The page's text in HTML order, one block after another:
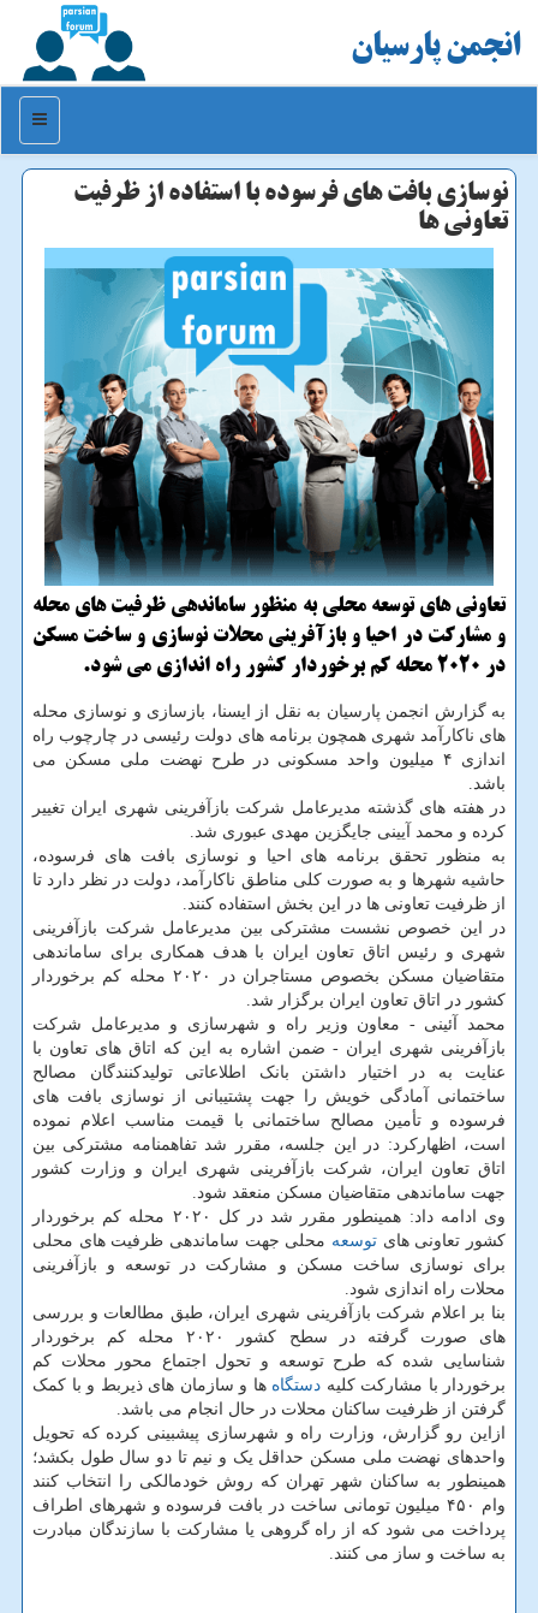
انجمن پارسیان
منو
نوسازی بافت های فرسوده با استفاده از ظرفیت
تعاونی ها
تعاونی های توسعه محلی به منظور ساماندهی ظرفیت های محله
و مشارکت در احیا و بازآفرینی محلات نوسازی و ساخت مسکن
در ۲۰۲۰ محله کم برخوردار کشور راه اندازی می شود.
به گزارش انجمن پارسیان به نقل از ایسنا، بازسازی و نوسازی محله
های ناکارآمد شهری همچون برنامه های دولت رئیسی در چارچوب راه
اندازی ۴ میلیون واحد مسکونی در طرح نهضت ملی مسکن می
باشد.
در هفته های گذشته مدیرعامل شرکت بازآفرینی شهری ایران تغییر
کرده و محمد آیینی جایگزین مهدی عبوری شد.
به منظور تحقق برنامه های احیا و نوسازی بافت های فرسوده،
حاشیه شهرها و به صورت کلی مناطق ناکارآمد، دولت در نظر دارد تا
از ظرفیت تعاونی ها در این بخش استفاده کنند.
در این خصوص نشست مشترکی بین مدیرعامل شرکت بازآفرینی
شهری و رئیس اتاق تعاون ایران با هدف همکاری برای ساماندهی
متقاضیان مسکن بخصوص مستاجران در ۲۰۲۰ محله کم برخوردار
کشور در اتاق تعاون ایران برگزار شد.
محمد آئینی - معاون وزیر راه و شهرسازی و مدیرعامل شرکت
بازآفرینی شهری ایران - ضمن اشاره به این که اتاق های تعاون با
عنایت به در اختیار داشتن بانک اطلاعاتی تولیدکنندگان مصالح
ساختمانی آمادگی خویش را جهت پشتیبانی از نوسازی بافت های
فرسوده و تأمین مصالح ساختمانی با قیمت مناسب اعلام نموده
است، اظهارکرد: در این جلسه، مقرر شد تفاهمنامه مشترکی بین
اتاق تعاون ایران، شرکت بازآفرینی شهری ایران و وزارت کشور
جهت ساماندهی متقاضیان مسکن منعقد شود.
وی ادامه داد: همینطور مقرر شد در کل ۲۰۲۰ محله کم برخوردار
کشور تعاونی های توسعه محلی جهت ساماندهی ظرفیت های محلی
برای نوسازی ساخت مسکن و مشارکت در توسعه و بازآفرینی
محلات راه اندازی شود.
بنا بر اعلام شرکت بازآفرینی شهری ایران، طبق مطالعات و بررسی
های صورت گرفته در سطح کشور ۲۰۲۰ محله کم برخوردار
شناسایی شده که طرح توسعه و تحول اجتماع محور محلات کم
برخوردار با مشارکت کلیه دستگاه ها و سازمان های ذیربط و با کمک
گرفتن از ظرفیت ساکنان محلات در حال انجام می باشد.
ازاین رو گزارش، وزارت راه و شهرسازی پیشبینی کرده که تحویل
واحدهای نهضت ملی مسکن حداقل یک و نیم تا دو سال طول بکشد؛
همینطور به ساکنان شهر تهران که روش خودمالکی را انتخاب کنند
وام ۴۵۰ میلیون تومانی ساخت در بافت فرسوده و شهرهای اطراف
پرداخت می شود که از راه گروهی یا مشارکت با سازندگان مبادرت
به ساخت و ساز می کنند.